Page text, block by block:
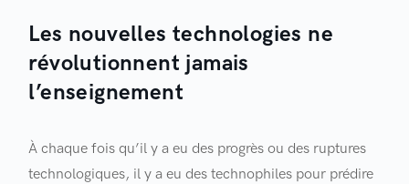
Les nouvelles technologies ne
révolutionnent jamais
l’enseignement
À chaque fois qu’il y a eu des progrès ou des ruptures
technologiques, il y a eu des technophiles pour prédire